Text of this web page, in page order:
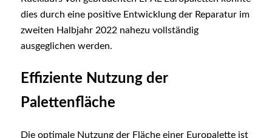
dies durch eine positive Entwicklung der Reparatur im
zweiten Halbjahr 2022 nahezu vollständig
ausgeglichen werden.
Effiziente Nutzung der
Palettenfläche
Die optimale Nutzung der Fläche einer Europalette ist